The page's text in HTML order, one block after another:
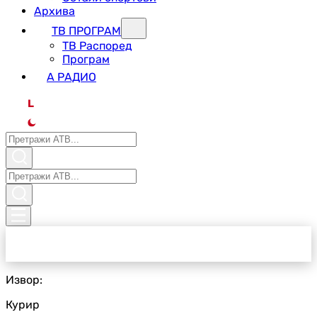
Архива
ТВ ПРОГРАМ
ТВ Распоред
Програм
А РАДИО
L
Извор:
Курир